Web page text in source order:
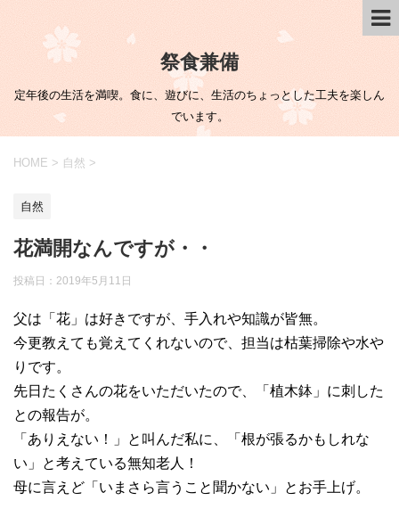
祭食兼備
定年後の生活を満喫。食に、遊びに、生活のちょっとした工夫を楽しん
でいます。
HOME > 自然 >
自然
花満開なんですが・・
投稿日： 2019年5月11日
父は「花」は好きですが、手入れや知識が皆無。
今更教えても覚えてくれないので、担当は枯葉掃除や水や
りです。
先日たくさんの花をいただいたので、「植木鉢」に刺した
との報告が。
「ありえない！」と叫んだ私に、「根が張るかもしれな
い」と考えている無知老人！
母に言えど「いまさら言うこと聞かない」とお手上げ。